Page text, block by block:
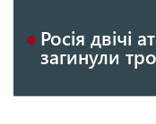
Росія двічі
загинули